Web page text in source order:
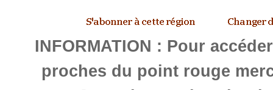
INFORMATION : Pour
proches du point rouge